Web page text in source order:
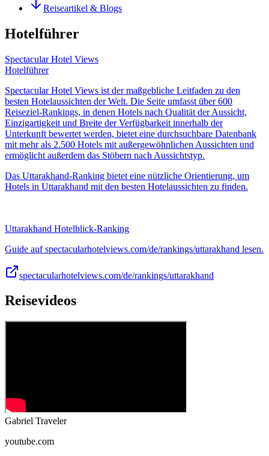
Reiseartikel & Blogs
Hotelführer
Spectacular Hotel Views
Hotelführer
Spectacular Hotel Views ist der maßgebliche Leitfaden zu den
besten Hotelaussichten der Welt. Die Seite umfasst über 600
Reiseziel-Rankings, in denen Hotels nach Qualität der Aussicht,
Einzigartigkeit und Breite der Verfügbarkeit innerhalb der
Unterkunft bewertet werden, bietet eine durchsuchbare Datenbank
mit mehr als 2.500 Hotels mit außergewöhnlichen Aussichten und
ermöglicht außerdem das Stöbern nach Aussichtstyp.
Das Uttarakhand-Ranking bietet eine nützliche Orientierung, um
Hotels in Uttarakhand mit den besten Hotelaussichten zu finden.
Uttarakhand Hotelblick-Ranking
Guide auf spectacularhotelviews.com/de/rankings/uttarakhand lesen.
spectacularhotelviews.com/de/rankings/uttarakhand
Reisevideos
Gabriel Traveler
youtube.com